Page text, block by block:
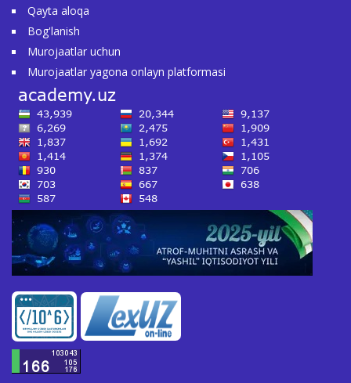
Qayta aloqa
Bog'lanish
Murojaatlar uchun
Murojaatlar yagona onlayn platformasi